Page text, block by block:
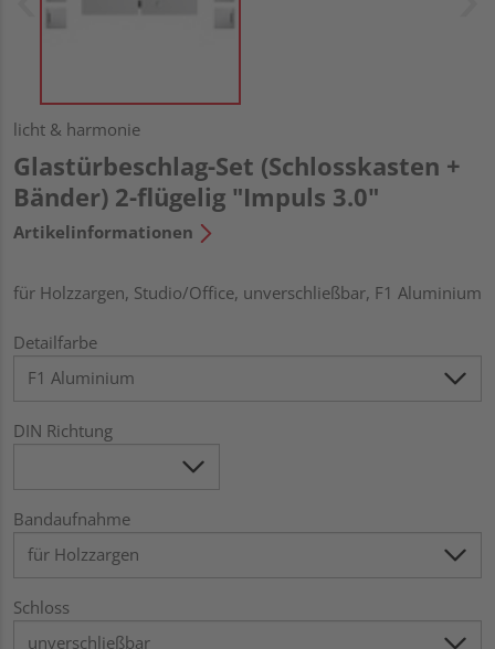
licht & harmonie
Glastürbeschlag-Set (Schlosskasten +
Bänder) 2-flügelig "Impuls 3.0"
Artikelinformationen
für Holzzargen, Studio/Office, unverschließbar, F1 Aluminium
Detailfarbe
DIN Richtung
Bandaufnahme
Schloss